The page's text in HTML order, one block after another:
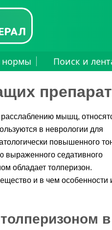
нормы Поиск и
мышц,
в неврологии для
повышенного
выраженного седативного
обладает толперизон.
и в чем особенности
в